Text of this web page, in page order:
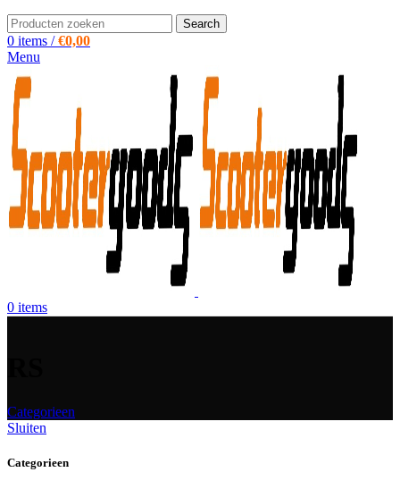
Search
0 items / €0,00
Menu
0 items
Categorieen
Sluiten
Categorieen